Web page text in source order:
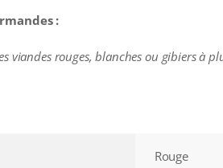
:
viandes rouges, blanches ou gibiers à
Rouge